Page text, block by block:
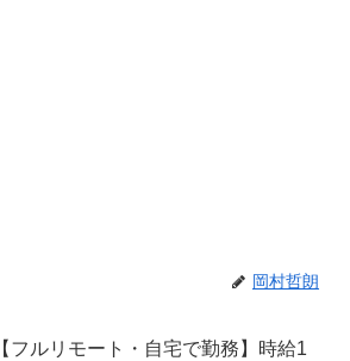
岡村哲朗
【フルリモート・自宅で勤務】時給1